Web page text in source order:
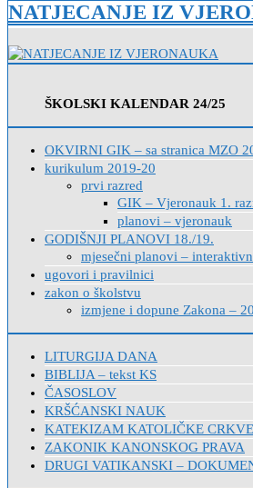
NATJECANJE IZ
ŠKOLSKI KALENDAR 24/25
OKVIRNI GIK – sa stranica MZO
kurikulum 2019-20
prvi razred
GIK – Vjeronauk 1.
planovi – vjeronauk
GODIŠNJI PLANOVI 18./19.
mjesečni planovi –
ugovori i pravilnici
zakon o školstvu
izmjene i dopune Zakona –
LITURGIJA DANA
BIBLIJA – tekst KS
ČASOSLOV
KRŠĆANSKI NAUK
KATEKIZAM KATOLIČKE CRKVE
ZAKONIK KANONSKOG PRAVA
DRUGI VATIKANSKI –